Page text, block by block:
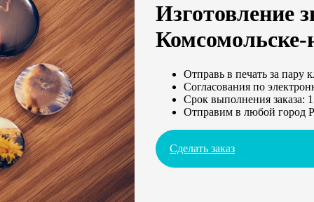
Изготовление
Отправь в печать за пару
Согласования по
Срок выполнения заказа:
Отправим в любой город
Сделать заказ